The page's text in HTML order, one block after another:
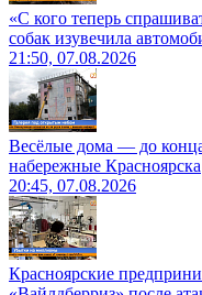
«С кого теперь
собак изувечила
21:50, 07.08.2026
Весёлые дома — до
набережные Красноярска
20:45, 07.08.2026
Красноярские